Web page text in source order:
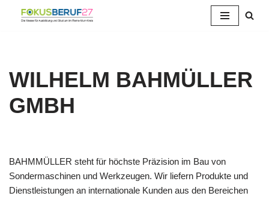
WILHELM BAHMÜLLER
GMBH
BAHMMÜLLER steht für höchste Präzision im Bau von
Sondermaschinen und Werkzeugen. Wir liefern Produkte und
Dienstleistungen an internationale Kunden aus den Bereichen